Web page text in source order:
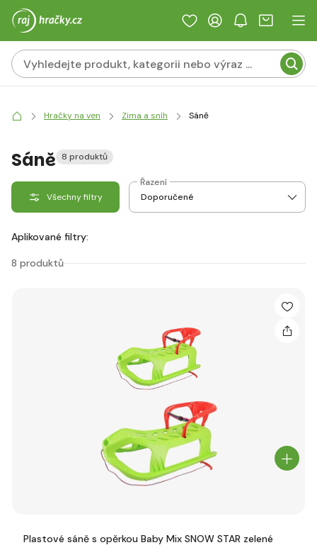
Hračky na ven Zima a sníh Sáně
Sáně 8 produktů
Všechny filtry
Řazení
Aplikované filtry:
8 produktů
Plastové sáně s opěrkou Baby Mix SNOW STAR zelené